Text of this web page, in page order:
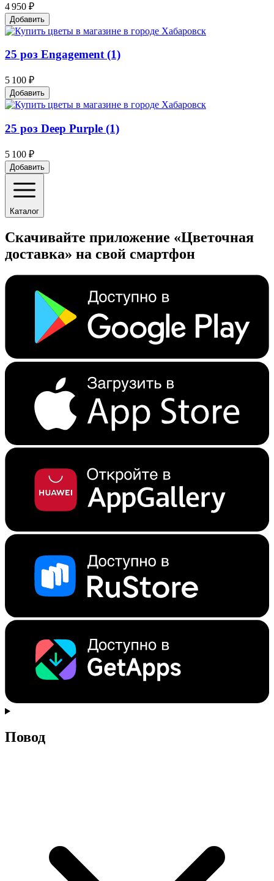
4 950 ₽
Добавить
25 роз Engagement (1)
5 100 ₽
Добавить
25 роз Deep Purple (1)
5 100 ₽
Добавить
Каталог
Скачивайте приложение «Цветочная
доставка» на свой смартфон
Повод